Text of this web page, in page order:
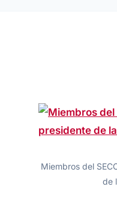
Miembros del
de